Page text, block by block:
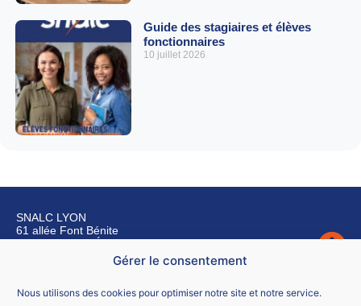
Gérer le consentement
Nous utilisons des cookies pour optimiser notre site et notre service.
Guide des stagiaires et élèves
fonctionnaires
10 juillet 2026
SNALC LYON
61 allée Font Bénite
42155 SAINT LÉGER SUR ROANNE